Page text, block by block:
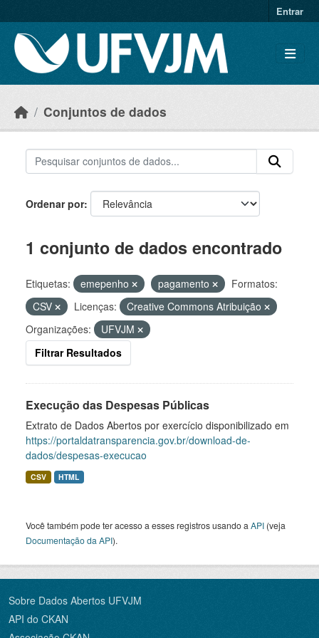
Entrar
Conjuntos de dados
Ordenar por
1 conjunto de dados encontrado
Etiquetas: emepenho pagamento
Formatos:
CSV
Licenças:
Creative Commons Atribuição
Organizações:
UFVJM
Filtrar Resultados
Execução das Despesas Públicas
Extrato de Dados Abertos por exercício disponibilizado em
https://portaldatransparencia.gov.br/download-de-
dados/despesas-execucao
CSV HTML
Você também pode ter acesso a esses registros usando a API (veja
Documentação da API).
Sobre Dados Abertos UFVJM
API do CKAN